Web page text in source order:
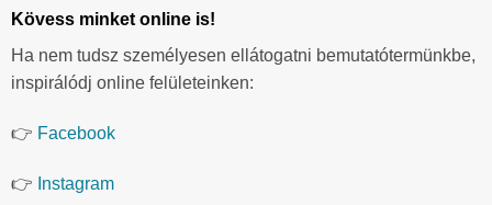
Kövess minket online is!
Ha nem tudsz személyesen ellátogatni bemutatótermünkbe,
inspirálódj online felületeinken:
👉 Facebook
👉 Instagram